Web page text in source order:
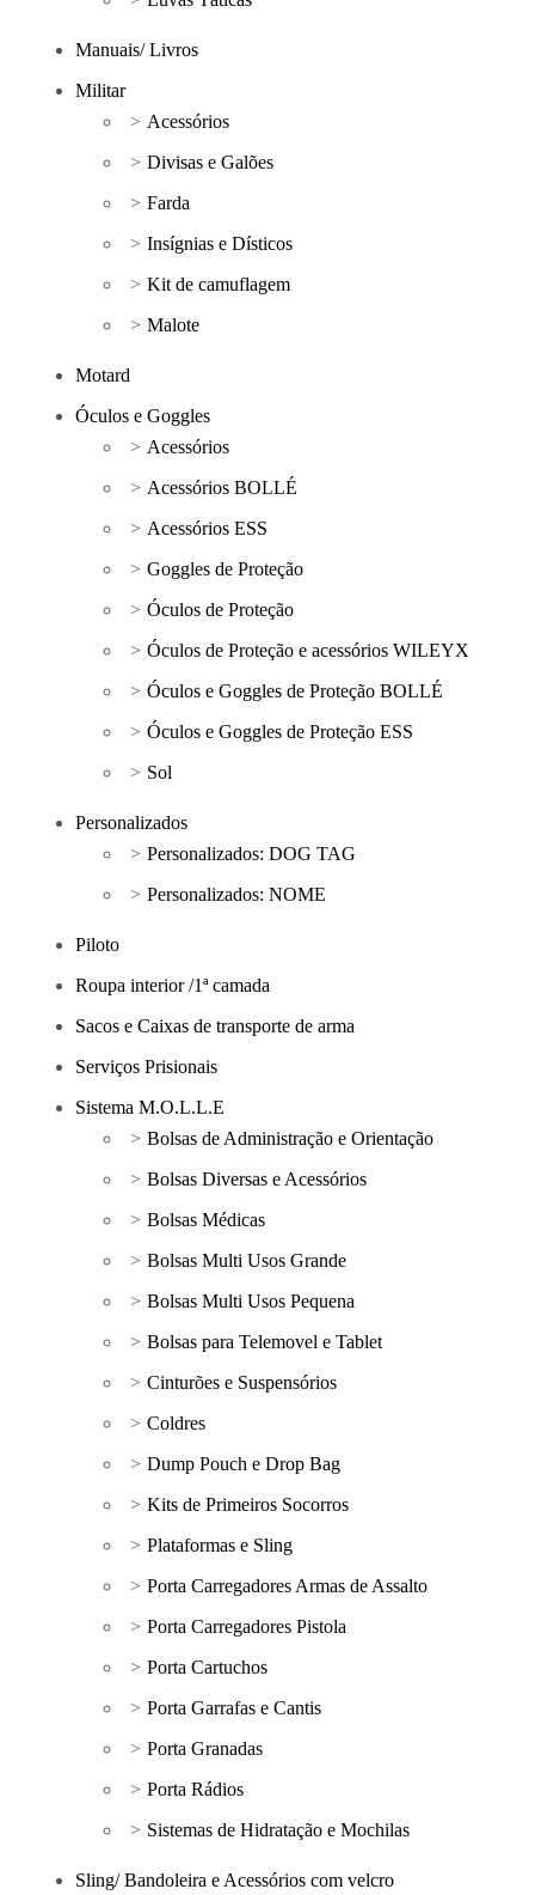
Manuais/ Livros
Militar
Acessórios
Divisas e Galões
Farda
Insígnias e Dísticos
Kit de camuflagem
Malote
Motard
Óculos e Goggles
Acessórios
Acessórios BOLLÉ
Acessórios ESS
Goggles de Proteção
Óculos de Proteção
Óculos de Proteção e acessórios WILEYX
Óculos e Goggles de Proteção BOLLÉ
Óculos e Goggles de Proteção ESS
Sol
Personalizados
Personalizados: DOG TAG
Personalizados: NOME
Piloto
Roupa interior /1ª camada
Sacos e Caixas de transporte de arma
Serviços Prisionais
Sistema M.O.L.L.E
Bolsas de Administração e Orientação
Bolsas Diversas e Acessórios
Bolsas Médicas
Bolsas Multi Usos Grande
Bolsas Multi Usos Pequena
Bolsas para Telemovel e Tablet
Cinturões e Suspensórios
Coldres
Dump Pouch e Drop Bag
Kits de Primeiros Socorros
Plataformas e Sling
Porta Carregadores Armas de Assalto
Porta Carregadores Pistola
Porta Cartuchos
Porta Garrafas e Cantis
Porta Granadas
Porta Rádios
Sistemas de Hidratação e Mochilas
Sling/ Bandoleira e Acessórios com velcro